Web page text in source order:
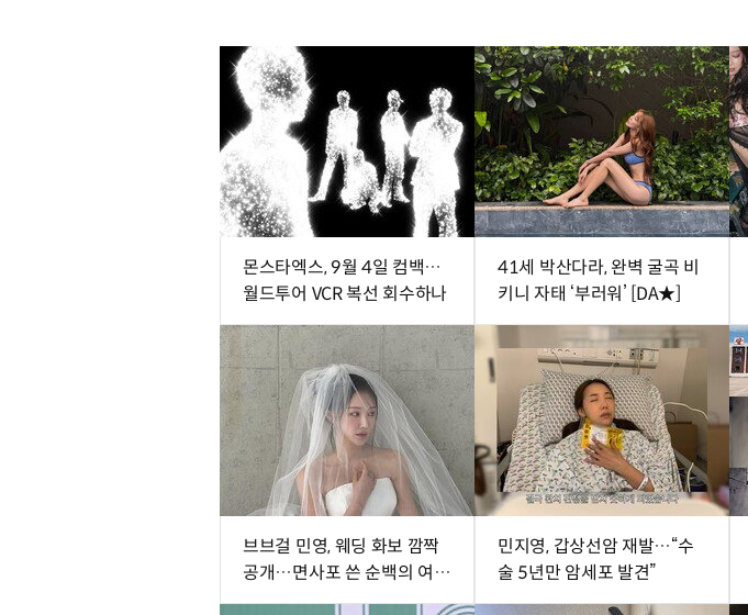
몬스타엑스, 9월 4일 컴백…
월드투어 VCR 복선 회수하나
41세 박산다라, 완벽 굴곡 비
키니 자태 ‘부러워’ [DA★]
브브걸 민영, 웨딩 화보 깜짝
공개…면사포 쓴 순백의 여신
[DA★]
민지영, 갑상선암 재발…“수
술 5년만 암세포 발견”